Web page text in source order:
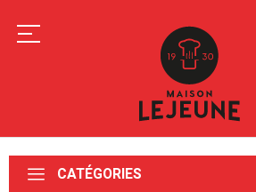
CATÉGORIES